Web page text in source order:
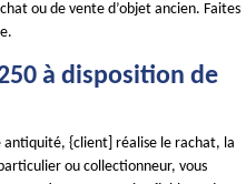
ou de vente d’objet ancien. Faites
à disposition de
antiquité, {client] réalise le rachat, la
ou collectionneur, vous